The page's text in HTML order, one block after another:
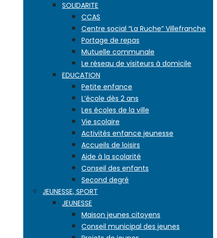
SOLIDARITE
CCAS
Centre social “La Ruche” Villefranche
Portage de repas
Mutuelle communale
Le réseau de visiteurs à domicile
EDUCATION
Petite enfance
L’école dès 2 ans
Les écoles de la ville
Vie scolaire
Activités enfance jeunesse
Accueils de loisirs
Aide à la scolarité
Conseil des enfants
Second degré
JEUNESSE, SPORT
JEUNESSE
Maison jeunes citoyens
Conseil municipal des jeunes